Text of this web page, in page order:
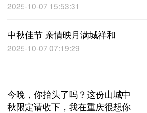
2025-10-07 15:53:31
中秋佳节 亲情映月满城祥和
2025-10-07 07:19:29
今晚，你抬头了吗？这份山城中
秋限定请收下，我在重庆很想你